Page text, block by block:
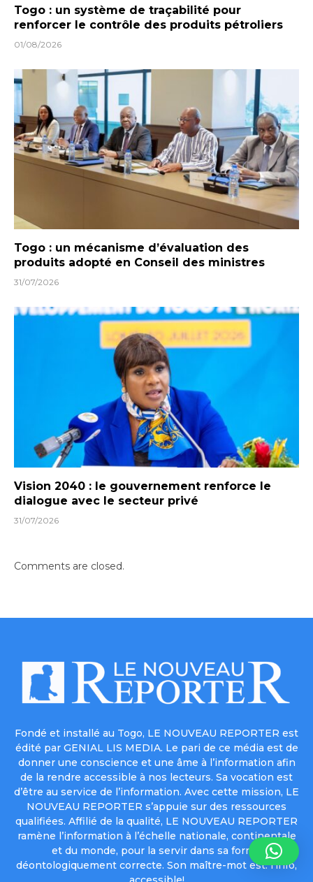
Togo : un système de traçabilité pour
renforcer le contrôle des produits pétroliers
01/08/2026
Togo : un mécanisme d’évaluation des
produits adopté en Conseil des ministres
31/07/2026
Vision 2040 : le gouvernement renforce le
dialogue avec le secteur privé
31/07/2026
Comments are closed.
Fondé et installé au Togo, LE NOUVEAU REPORTER est
édité par GENIAL LIS MEDIA. Le pari de ce média est de
donner une conscience et une âme à l’information afin
de la rendre accessible à nos lecteurs. Sa vocation est
d’être au service de l’information. Avec cette mission, LE
NOUVEAU REPORTER s’appuie sur des ressources
qualifiées. Affilié de la qualité, LE NOUVEAU REPORTER
ramène l’information à l’échelle nationale, continentale
et du monde, pour la servir dans sa forme
déontologiquement correcte. Son maître-mot est: l’info,